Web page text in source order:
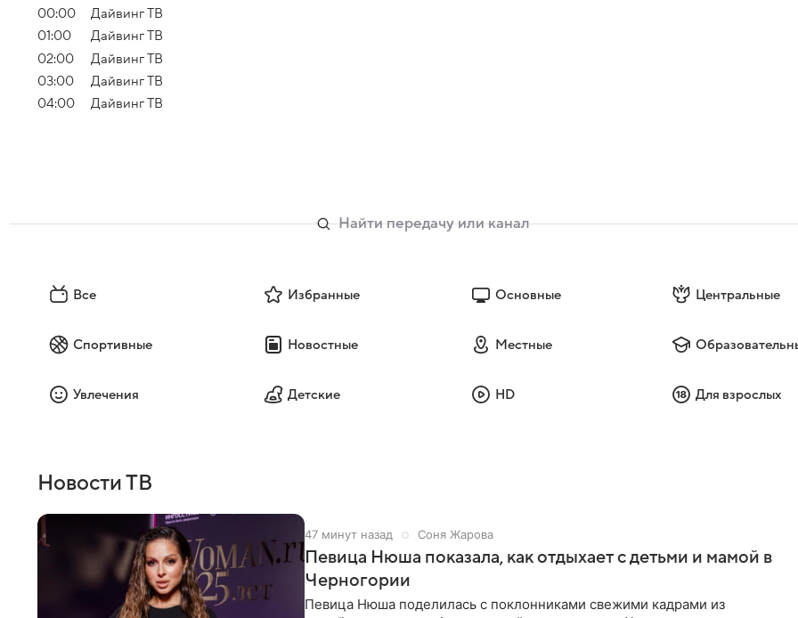
00:00
Дайвинг ТВ
01:00
Дайвинг ТВ
02:00
Дайвинг ТВ
03:00
Дайвинг ТВ
04:00
Дайвинг ТВ
Все Избранные Основные Центральные
Спортивные Новостные Местные
Увлечения Детские HD Для взрослых
Новости ТВ
47 минут назад Соня Жарова
Певица Нюша показала, как отдыхает с детьми и мамой в
Черногории
Певица Нюша поделилась с поклонниками свежими кадрами из